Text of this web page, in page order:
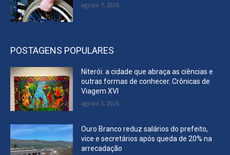
agosto 7, 2026
POSTAGENS POPULARES
Niterói: a cidade que abraça as ciências e
outras formas de conhecer. Crônicas de
Viagem XVI
agosto 3, 2026
Ouro Branco reduz salários do prefeito,
vice e secretários após queda de 20% na
arrecadação